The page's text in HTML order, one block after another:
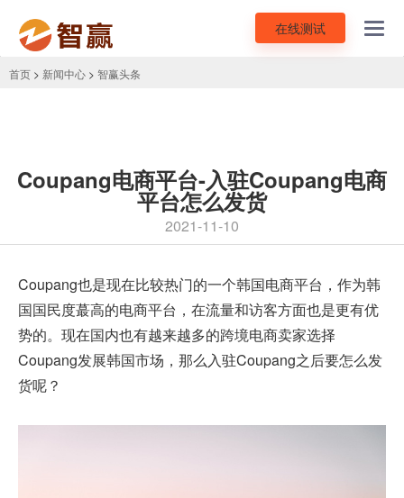
在线测试
首页 > 新闻中心 > 智赢头条
Coupang电商平台-入驻Coupang电商
平台怎么发货
2021-11-10
Coupang也是现在比较热门的一个韩国电商平台，作为韩
国国民度蕞高的电商平台，在流量和访客方面也是更有优
势的。现在国内也有越来越多的跨境电商卖家选择
Coupang发展韩国市场，那么入驻Coupang之后要怎么发
货呢？